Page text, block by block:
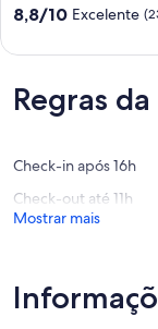
vai
pé
praia.
Algodoal
8.8
10,
(23
avaliações)
8,8/10 Excelente
Regras
Check-in após 16h
Check-out até 11h
Mostrar mais